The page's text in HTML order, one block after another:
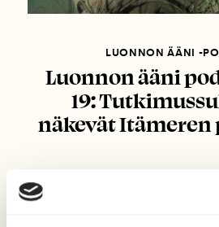
LUONNON ÄÄNI -
Luonnon ääni
19:
näkevät Itämeren